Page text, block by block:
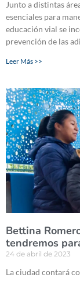
Junto a distintas
esenciales para
educación vial se
prevención de las
Leer Más >>
Bettina
tendremos
24 de abril de 2023
La ciudad contará